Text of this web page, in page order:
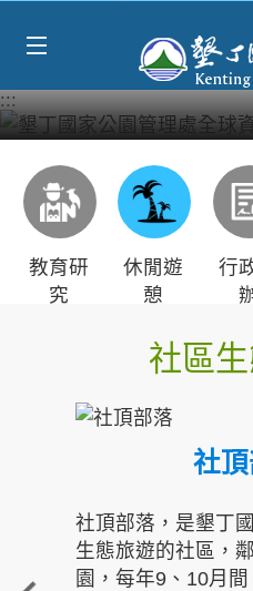
:::
教育研
究
休閒遊
憩
行
社區
社
社頂部落，是墾丁
生態旅遊的社區，
園，每年9、10月